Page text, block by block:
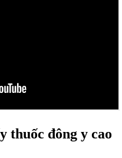
thuốc đông y cao